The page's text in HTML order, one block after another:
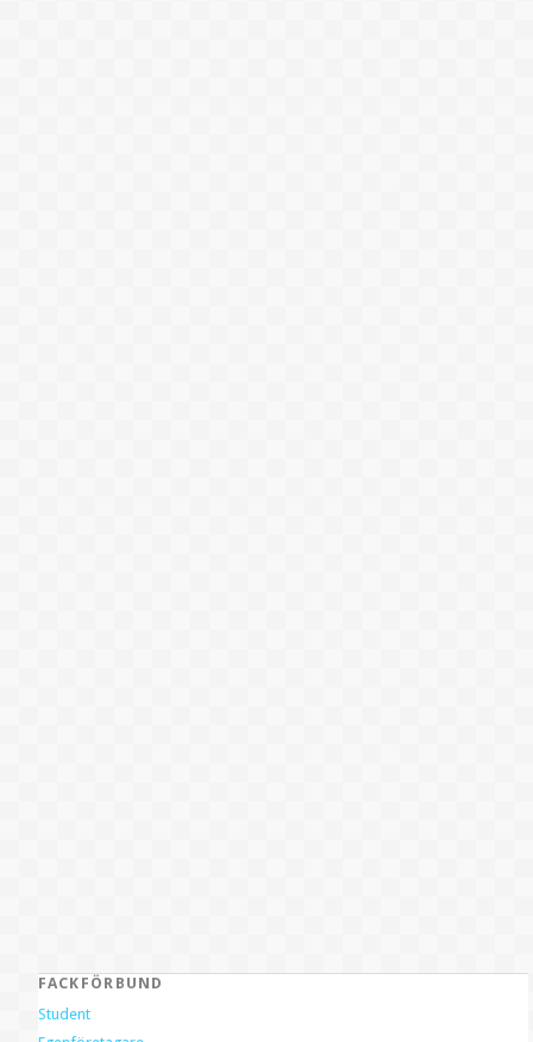
FACKFÖRBUND
Student